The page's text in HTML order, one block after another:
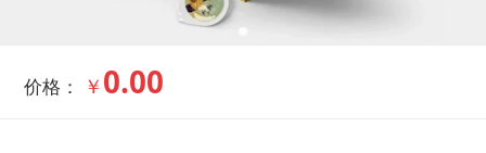
价格： ￥ 0.00